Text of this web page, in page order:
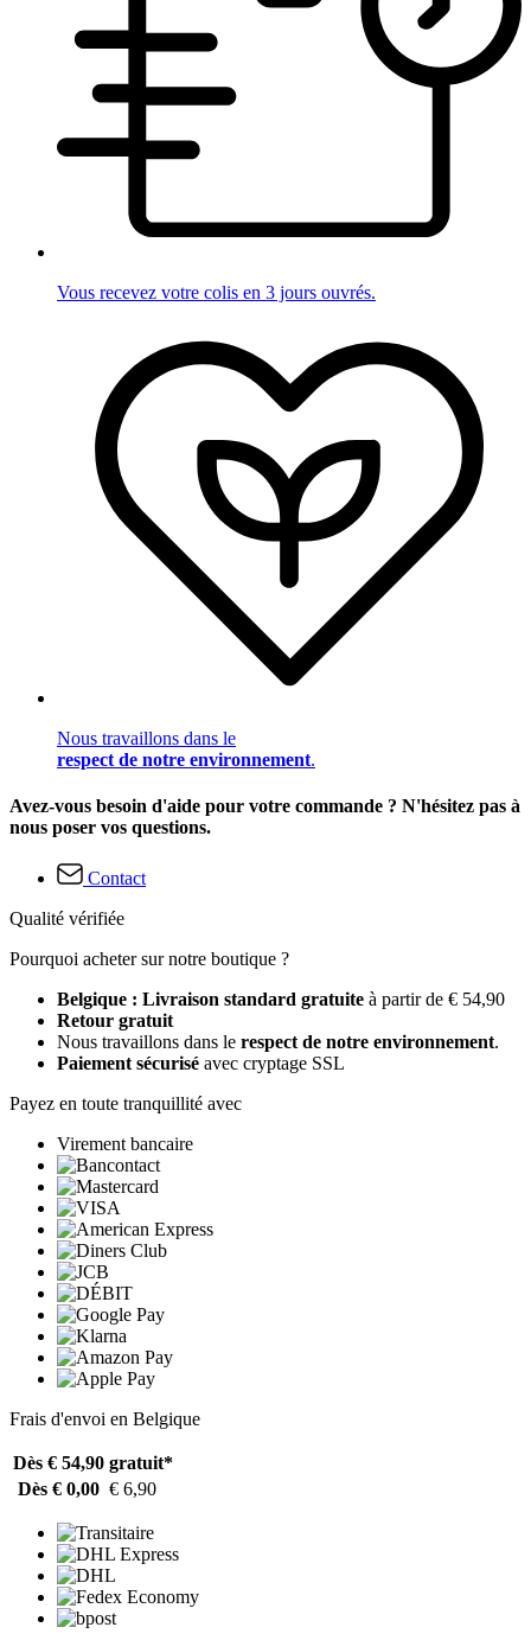
Vous recevez votre colis en 3 jours ouvrés.
Nous travaillons dans le
respect de notre environnement.
Avez-vous besoin d'aide pour votre commande ? N'hésitez pas à
nous poser vos questions.
Contact
Qualité vérifiée
Pourquoi acheter sur notre boutique ?
Belgique : Livraison standard gratuite à partir de € 54,90
Retour gratuit
Nous travaillons dans le respect de notre environnement.
Paiement sécurisé avec cryptage SSL
Payez en toute tranquillité avec
Virement bancaire
Frais d'envoi en Belgique
Dès € 54,90 gratuit*
Dès € 0,00 € 6,90